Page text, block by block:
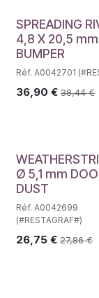
SPREADING
4,8 X 20,5 mm
BUMPER
Réf. A0042701
36,90 € 38,44€
Ø 5,1 mm
DUST
Réf. A0042699
(#RESTAGRAF#)
26,75 € 27,86€